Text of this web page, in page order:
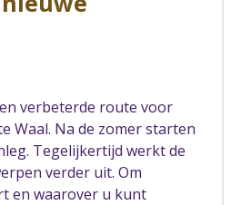
verbeterde route voor
Waal. Na de zomer starten
Tegelijkertijd werkt de
verder uit. Om
en waarover u kunt